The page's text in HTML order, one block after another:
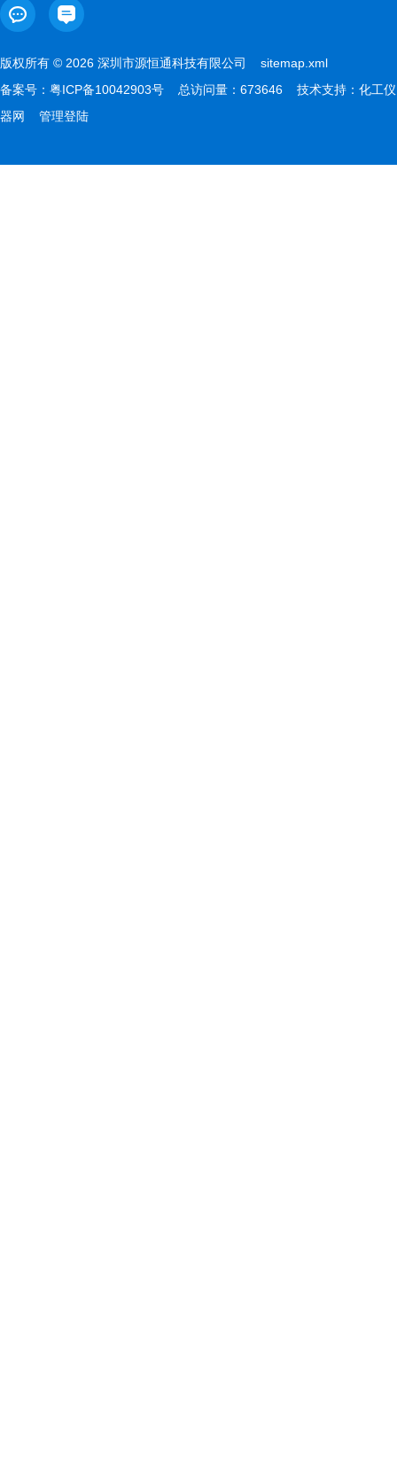
版权所有 © 2026 深圳市源恒通科技有限公司 sitemap.xml
备案号： 粤ICP备10042903号 总访问量：673646 技术支持： 化工仪
器网
管理登陆